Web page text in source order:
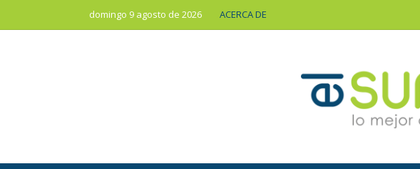
domingo 9 agosto de 2026 ACERCA DE